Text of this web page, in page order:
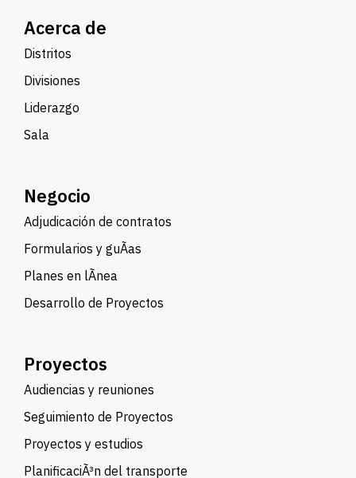
Acerca de
Distritos
Divisiones
Liderazgo
Sala
Negocio
Adjudicación de contratos
Formularios y guÃ­as
Planes en lÃ­nea
Desarrollo de Proyectos
Proyectos
Audiencias y reuniones
Seguimiento de Proyectos
Proyectos y estudios
PlanificaciÃ³n del transporte